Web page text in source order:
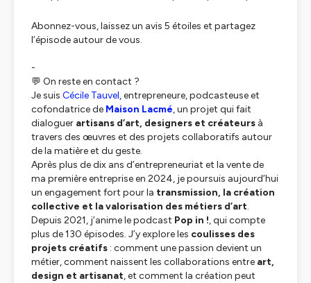
Abonnez-vous, laissez un avis 5 étoiles et partagez
l’épisode autour de vous.
-
‍💬 On reste en contact ?
Je suis Cécile Tauvel,entrepreneure, podcasteuse et
cofondatrice de Maison Lacmé, un projet qui fait
dialoguer artisans d’art, designers et créateurs à
travers des œuvres et des projets collaboratifs autour
de la matière et du geste.
Après plus de dix ans d’entrepreneuriat et la vente de
ma première entreprise en 2024, je poursuis aujourd’hui
un engagement fort pour la transmission, la création
collective et la valorisation des métiers d’art.
Depuis 2021, j’anime le podcast Pop in !, qui compte
plus de 130 épisodes. J’y explore les coulisses des
projets créatifs : comment une passion devient un
métier, comment naissent les collaborations entre art,
design et artisanat, et comment la création peut